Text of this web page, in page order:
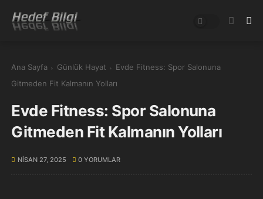
Ana Sayfa Günlük Hayat
Evde Fitness: Spor Salonuna
Gitmeden Fit Kalmanın Yolları
Evde Fitness: Spor Salonuna
Gitmeden Fit Kalmanın Yolları
NISAN 27, 2025 0 YORUMLAR